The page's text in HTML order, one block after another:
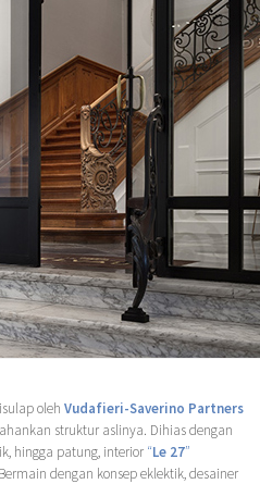
oleh Vudafieri-Saverino Partners
struktur aslinya. Dihias dengan
hingga patung, interior “Le 27”
dengan konsep eklektik, desainer